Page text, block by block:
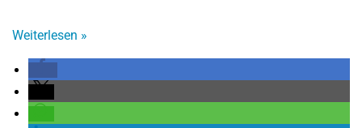
Weiterlesen »